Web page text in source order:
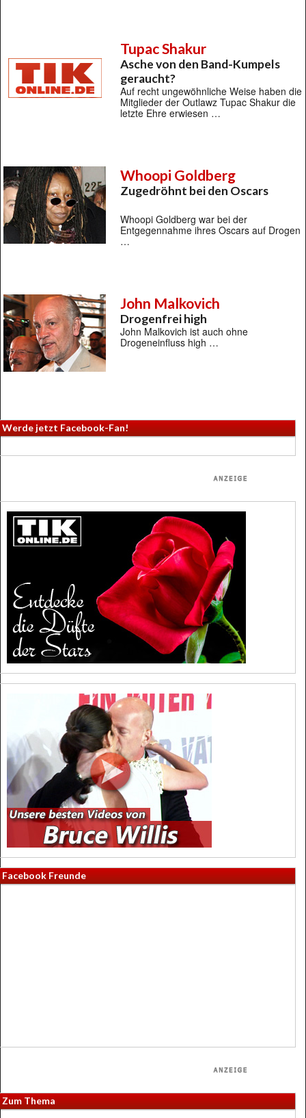
Tupac Shakur
Asche von den Band-Kumpels
geraucht?
Auf recht ungewöhnliche Weise haben die
Mitglieder der Outlawz Tupac Shakur die
letzte Ehre erwiesen …
Whoopi Goldberg
Zugedröhnt bei den Oscars
Whoopi Goldberg war bei der
Entgegennahme ihres Oscars auf Drogen
…
John Malkovich
Drogenfrei high
John Malkovich ist auch ohne
Drogeneinfluss high …
Werde jetzt Facebook-Fan!
Facebook Freunde
Zum Thema